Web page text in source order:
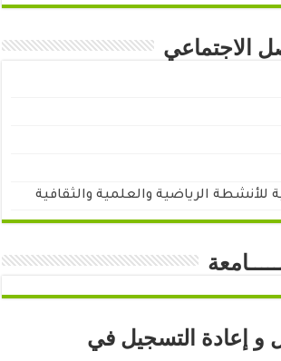
الاجتماعي
للأنشطة الرياضية والعلمية والثقافية
و إعادة التسجيل في